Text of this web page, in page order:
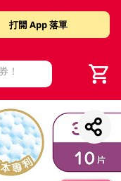
打開 App 落單